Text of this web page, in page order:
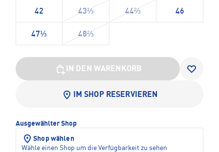
42 43⅓ 44⅔ 46
47⅓ 48⅔
IN DEN WARENKORB
IM SHOP RESERVIEREN
Ausgewählter Shop
Shop wählen
Wähle einen Shop um die Verfügbarkeit zu sehen